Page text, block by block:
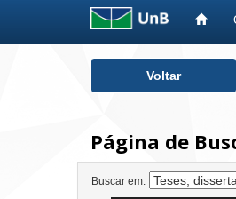
Voltar
Página de
Buscar em: